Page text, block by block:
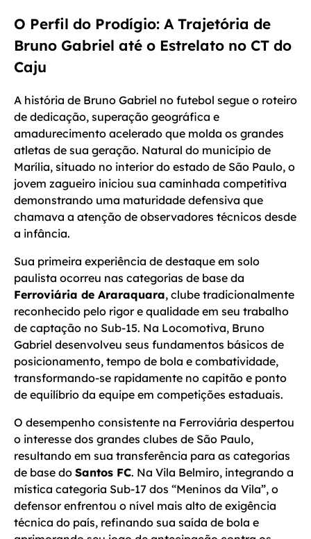
O Perfil do Prodígio: A Trajetória de
Bruno Gabriel até o Estrelato no CT do
Caju
A história de Bruno Gabriel no futebol segue o roteiro
de dedicação, superação geográfica e
amadurecimento acelerado que molda os grandes
atletas de sua geração. Natural do município de
Marília, situado no interior do estado de São Paulo, o
jovem zagueiro iniciou sua caminhada competitiva
demonstrando uma maturidade defensiva que
chamava a atenção de observadores técnicos desde
a infância.
Sua primeira experiência de destaque em solo
paulista ocorreu nas categorias de base da
Ferroviária de Araraquara, clube tradicionalmente
reconhecido pelo rigor e qualidade em seu trabalho
de captação no Sub-15. Na Locomotiva, Bruno
Gabriel desenvolveu seus fundamentos básicos de
posicionamento, tempo de bola e combatividade,
transformando-se rapidamente no capitão e ponto
de equilíbrio da equipe em competições estaduais.
O desempenho consistente na Ferroviária despertou
o interesse dos grandes clubes de São Paulo,
resultando em sua transferência para as categorias
de base do Santos FC. Na Vila Belmiro, integrando a
mística categoria Sub-17 dos “Meninos da Vila”, o
defensor enfrentou o nível mais alto de exigência
técnica do país, refinando sua saída de bola e